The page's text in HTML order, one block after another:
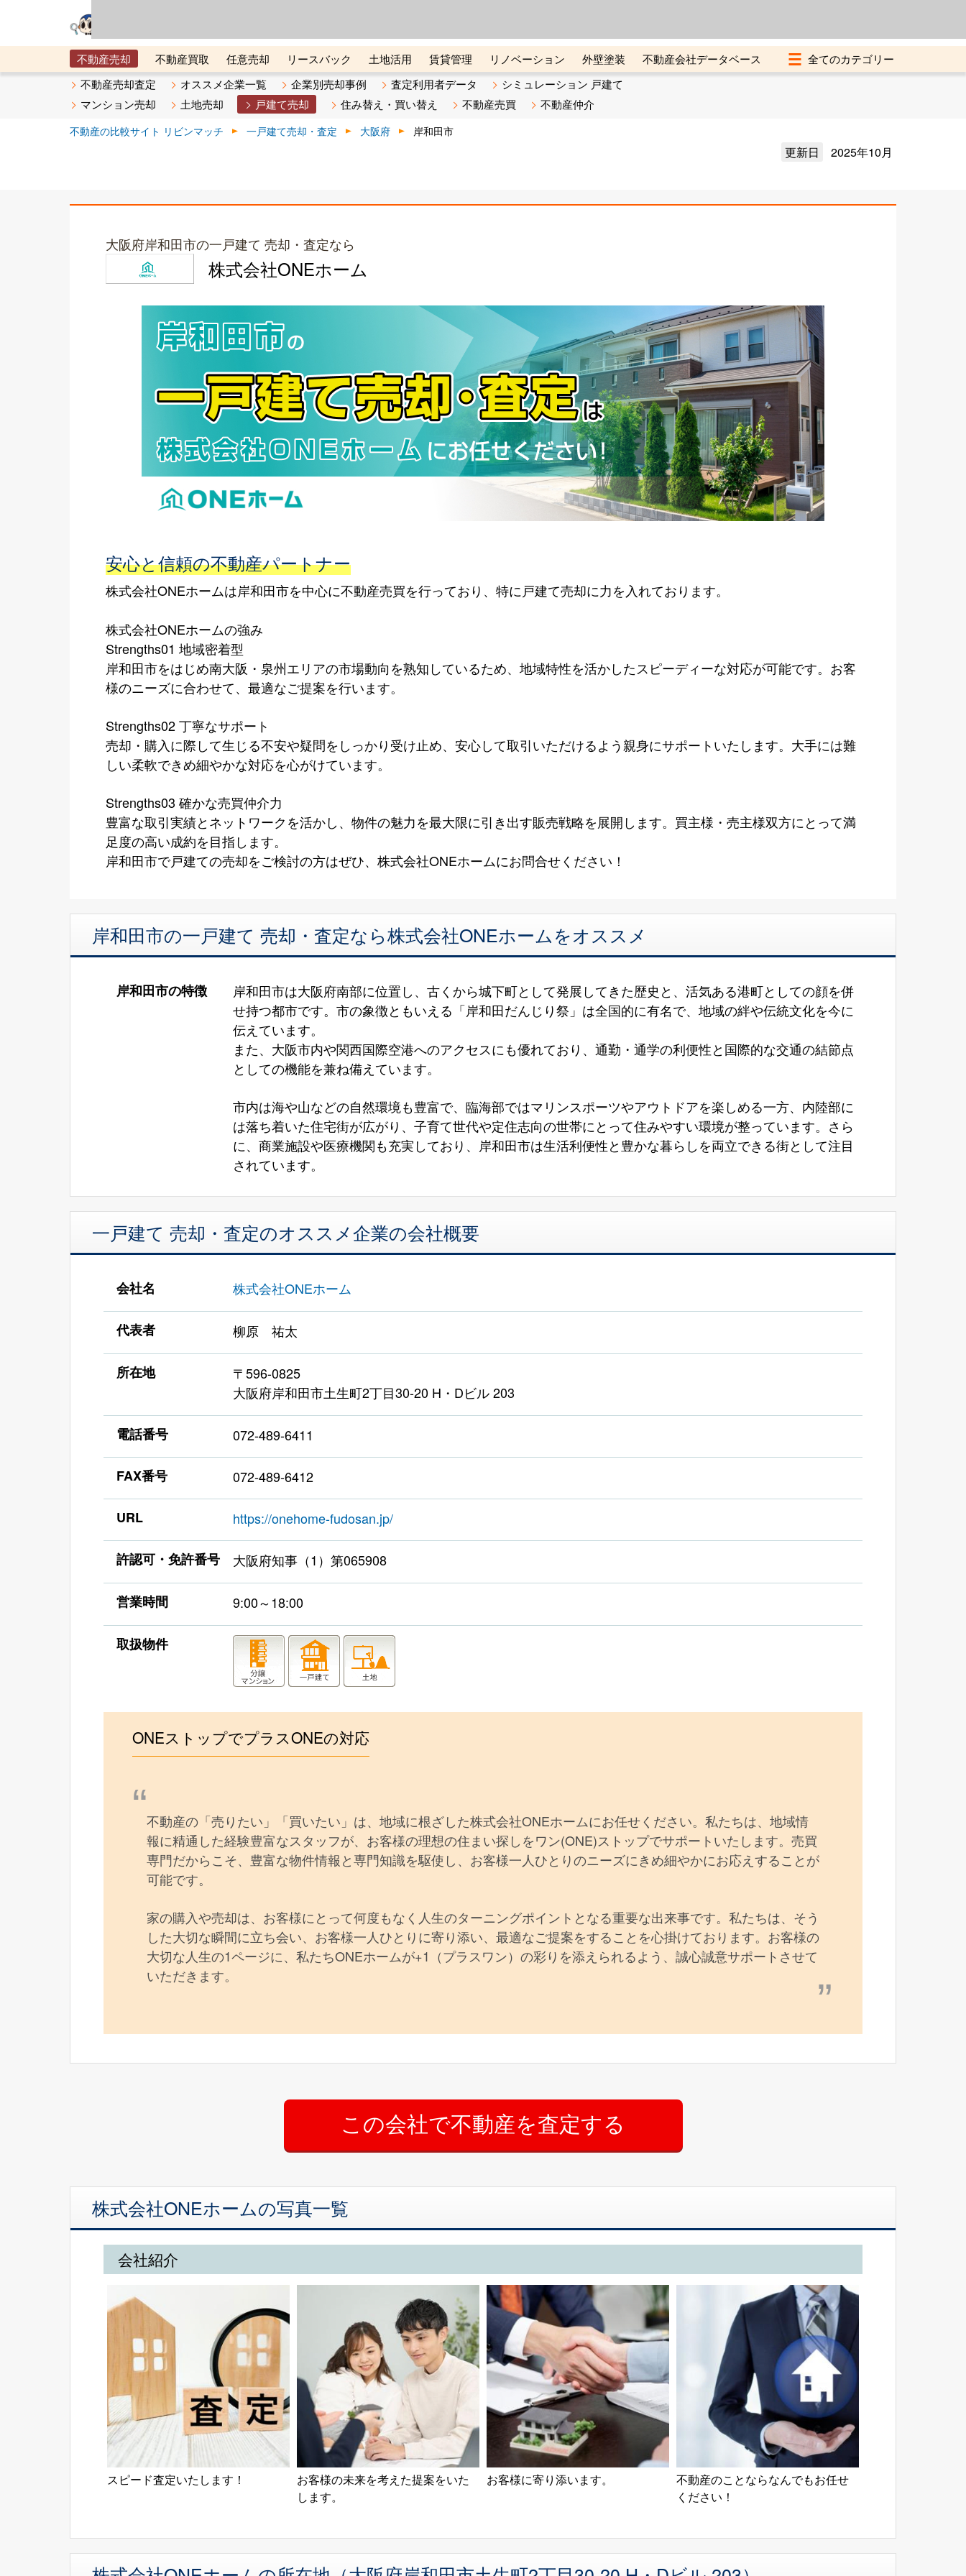
不動産売却 不動産買取 任意売却 リースバック 土地活用 賃貸管理 リノベーション 外壁塗装
不動産会社データベース
メタ住宅展示場
ベスト不動産カンパニー オンライン講座 リビンマガジンBiz 不動産売却ご相談デスク
不動産売却査定 オススメ企業一覧 企業別売却事例 査定利用者データ
シミュレーション 戸建て
マンション売却
土地売却 戸建て売却 住み替え・買い替え 不動産売買 不動産仲介
不動産の比較サイト リビンマッチ 一戸建て売却・査定 大阪府 岸和田市
更新日 2025年10月
大阪府岸和田市の一戸建て 売却・査定なら
株式会社ONEホーム
安心と信頼の不動産パートナー
株式会社ONEホームは岸和田市を中心に不動産売買を行っており、特に戸建て売却に力を入れております。
株式会社ONEホームの強み
Strengths01 地域密着型
岸和田市をはじめ南大阪・泉州エリアの市場動向を熟知しているため、地域特性を活かしたスピーディーな対応が可能です。お客
様のニーズに合わせて、最適なご提案を行います。
Strengths02 丁寧なサポート
売却・購入に際して生じる不安や疑問をしっかり受け止め、安心して取引いただけるよう親身にサポートいたします。大手には難
しい柔軟できめ細やかな対応を心がけています。
Strengths03 確かな売買仲介力
豊富な取引実績とネットワークを活かし、物件の魅力を最大限に引き出す販売戦略を展開します。買主様・売主様双方にとって満
足度の高い成約を目指します。
岸和田市で戸建ての売却をご検討の方はぜひ、株式会社ONEホームにお問合せください！
岸和田市の一戸建て 売却・査定なら株式会社ONEホームをオススメ
岸和田市の特徴
岸和田市は大阪府南部に位置し、古くから城下町として発展してきた歴史と、活気ある港町としての顔を併
せ持つ都市です。市の象徴ともいえる「岸和田だんじり祭」は全国的に有名で、地域の絆や伝統文化を今に
伝えています。
また、大阪市内や関西国際空港へのアクセスにも優れており、通勤・通学の利便性と国際的な交通の結節点
としての機能を兼ね備えています。
市内は海や山などの自然環境も豊富で、臨海部ではマリンスポーツやアウトドアを楽しめる一方、内陸部に
は落ち着いた住宅街が広がり、子育て世代や定住志向の世帯にとって住みやすい環境が整っています。さら
に、商業施設や医療機関も充実しており、岸和田市は生活利便性と豊かな暮らしを両立できる街として注目
されています。
一戸建て 売却・査定のオススメ企業の会社概要
会社名 株式会社ONEホーム
代表者 柳原 祐太
所在地
〒596-0825
大阪府岸和田市土生町2丁目30-20 H・Dビル 203
電話番号 072-489-6411
FAX番号 072-489-6412
URL https://onehome-fudosan.jp/
許認可・免許番号 大阪府知事（1）第065908
営業時間 9:00～18:00
取扱物件
ONEストップでプラスONEの対応
不動産の「売りたい」「買いたい」は、地域に根ざした株式会社ONEホームにお任せください。私たちは、地域情
報に精通した経験豊富なスタッフが、お客様の理想の住まい探しをワン(ONE)ストップでサポートいたします。売買
専門だからこそ、豊富な物件情報と専門知識を駆使し、お客様一人ひとりのニーズにきめ細やかにお応えすることが
可能です。
家の購入や売却は、お客様にとって何度もなく人生のターニングポイントとなる重要な出来事です。私たちは、そう
した大切な瞬間に立ち会い、お客様一人ひとりに寄り添い、最適なご提案をすることを心掛けております。お客様の
大切な人生の1ページに、私たちONEホームが+1（プラスワン）の彩りを添えられるよう、誠心誠意サポートさせて
いただきます。
株式会社ONEホームの写真一覧
会社紹介
スピード査定いたします！
お客様の未来を考えた提案をいた
します。
お客様に寄り添います。
不動産のことならなんでもお任せ
ください！